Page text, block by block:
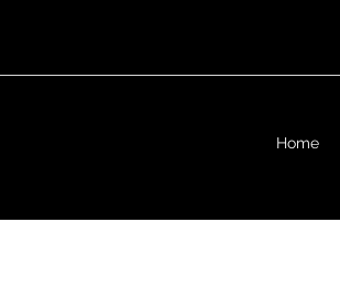
Home